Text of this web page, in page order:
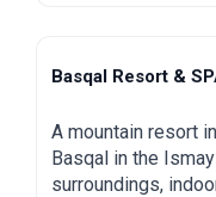
Basqal
Basqal Resort &
A mountain resort
Basqal in the
surroundings,